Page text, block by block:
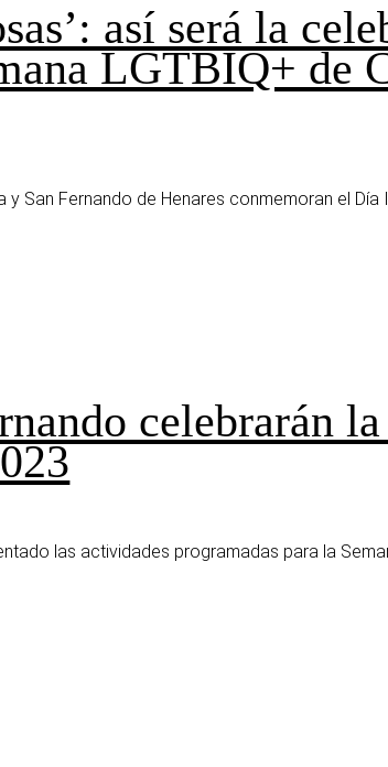
así será la
LGTBIQ+ de
y San Fernando de Henares conmemoran el
celebrarán
las actividades programadas para la